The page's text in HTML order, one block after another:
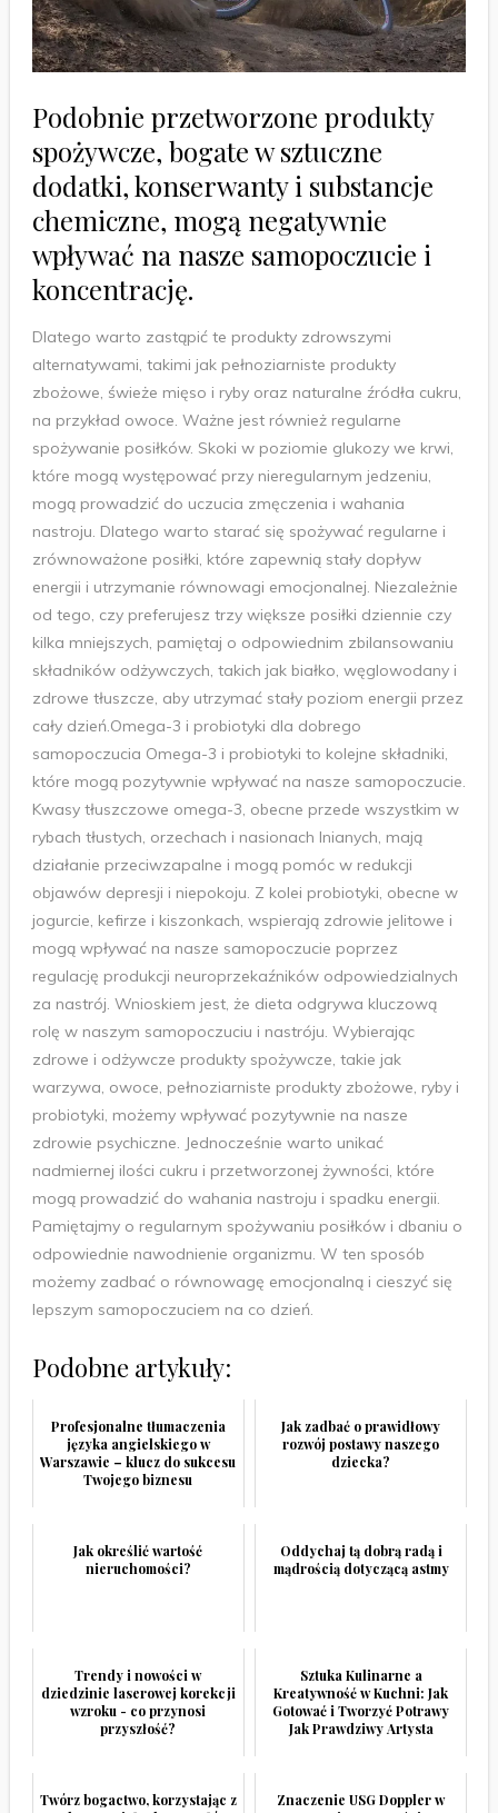
Podobnie przetworzone produkty
spożywcze, bogate w sztuczne
dodatki, konserwanty i substancje
chemiczne, mogą negatywnie
wpływać na nasze samopoczucie i
koncentrację.
Dlatego warto zastąpić te produkty zdrowszymi
alternatywami, takimi jak pełnoziarniste produkty
zbożowe, świeże mięso i ryby oraz naturalne źródła cukru,
na przykład owoce. Ważne jest również regularne
spożywanie posiłków. Skoki w poziomie glukozy we krwi,
które mogą występować przy nieregularnym jedzeniu,
mogą prowadzić do uczucia zmęczenia i wahania
nastroju. Dlatego warto starać się spożywać regularne i
zrównoważone posiłki, które zapewnią stały dopływ
energii i utrzymanie równowagi emocjonalnej. Niezależnie
od tego, czy preferujesz trzy większe posiłki dziennie czy
kilka mniejszych, pamiętaj o odpowiednim zbilansowaniu
składników odżywczych, takich jak białko, węglowodany i
zdrowe tłuszcze, aby utrzymać stały poziom energii przez
cały dzień.Omega-3 i probiotyki dla dobrego
samopoczucia Omega-3 i probiotyki to kolejne składniki,
które mogą pozytywnie wpływać na nasze samopoczucie.
Kwasy tłuszczowe omega-3, obecne przede wszystkim w
rybach tłustych, orzechach i nasionach lnianych, mają
działanie przeciwzapalne i mogą pomóc w redukcji
objawów depresji i niepokoju. Z kolei probiotyki, obecne w
jogurcie, kefirze i kiszonkach, wspierają zdrowie jelitowe i
mogą wpływać na nasze samopoczucie poprzez
regulację produkcji neuroprzekaźników odpowiedzialnych
za nastrój. Wnioskiem jest, że dieta odgrywa kluczową
rolę w naszym samopoczuciu i nastróju. Wybierając
zdrowe i odżywcze produkty spożywcze, takie jak
warzywa, owoce, pełnoziarniste produkty zbożowe, ryby i
probiotyki, możemy wpływać pozytywnie na nasze
zdrowie psychiczne. Jednocześnie warto unikać
nadmiernej ilości cukru i przetworzonej żywności, które
mogą prowadzić do wahania nastroju i spadku energii.
Pamiętajmy o regularnym spożywaniu posiłków i dbaniu o
odpowiednie nawodnienie organizmu. W ten sposób
możemy zadbać o równowagę emocjonalną i cieszyć się
lepszym samopoczuciem na co dzień.
Podobne artykuły:
Profesjonalne tłumaczenia
języka angielskiego w
Warszawie – klucz do sukcesu
Twojego biznesu
Jak zadbać o prawidłowy
rozwój postawy naszego
dziecka?
Jak określić wartość
nieruchomości?
Oddychaj tą dobrą radą i
mądrością dotyczącą astmy
Trendy i nowości w
dziedzinie laserowej korekcji
wzroku - co przynosi
przyszłość?
Sztuka Kulinarne a
Kreatywność w Kuchni: Jak
Gotować i Tworzyć Potrawy
Jak Prawdziwy Artysta
Twórz bogactwo, korzystając z
Znaczenie USG Doppler w